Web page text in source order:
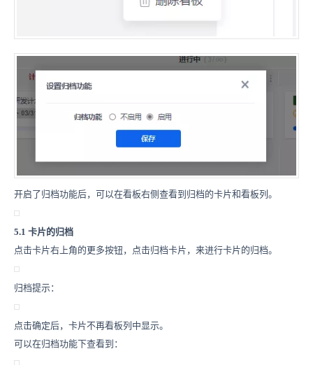
开启了归档功能后，可以在看板右侧查看到归档的卡片和看板列。
5.1 卡片的归档
点击卡片右上角的更多按钮，点击归档卡片，来进行卡片的归档。
归档提示：
点击确定后，卡片不再看板列中显示。
可以在归档功能下查看到：